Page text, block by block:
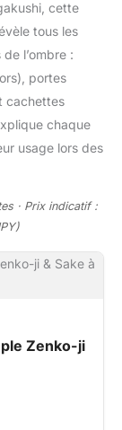
cette
tous les
l’ombre :
portes
cachettes
chaque
usage lors des
· Prix indicatif :
Zenko-ji